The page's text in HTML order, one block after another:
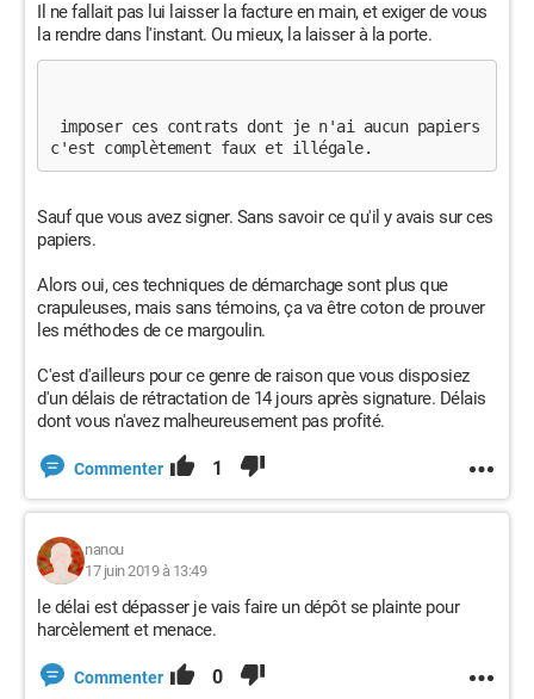
Il ne fallait pas lui laisser la facture en main, et exiger de vous
la rendre dans l'instant. Ou mieux, la laisser à la porte.
c'est complètement faux et illégale.
Sauf que vous avez signer. Sans savoir ce qu'il y avais sur ces
papiers.
Alors oui, ces techniques de démarchage sont plus que
crapuleuses, mais sans témoins, ça va être coton de prouver
les méthodes de ce margoulin.
C'est d'ailleurs pour ce genre de raison que vous disposiez
d'un délais de rétractation de 14 jours après signature. Délais
dont vous n'avez malheureusement pas profité.
Commenter 1
nanou
17 juin 2019 à 13:49
le délai est dépasser je vais faire un dépôt se plainte pour
harcèlement et menace.
Commenter 0